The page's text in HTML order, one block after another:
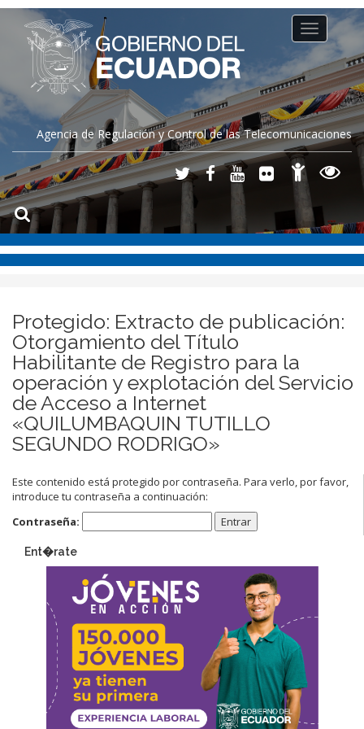
Agencia de Regulación y Control de las Telecomunicaciones
Toggle
navigation
Protegido: Extracto de publicación:
Otorgamiento del Título
Habilitante de Registro para la
operación y explotación del Servicio
de Acceso a Internet
«QUILUMBAQUIN TUTILLO
SEGUNDO RODRIGO»
Este contenido está protegido por contraseña. Para verlo, por favor,
introduce tu contraseña a continuación:
Contraseña:
Ent�rate